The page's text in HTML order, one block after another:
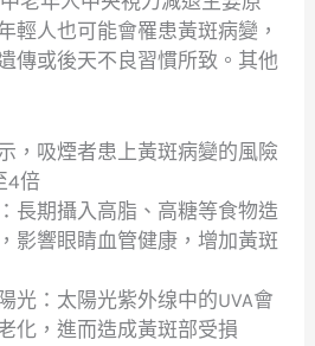
輕人也可能會罹患黃斑病變，
傳或後天不良習慣所致。其他
，吸煙者患上黃斑病變的風險
4倍
長期攝入高脂、高糖等食物造
影響眼睛血管健康，增加黃斑
光：太陽光紫外缐中的UVA會
化，進而造成黃斑部受損